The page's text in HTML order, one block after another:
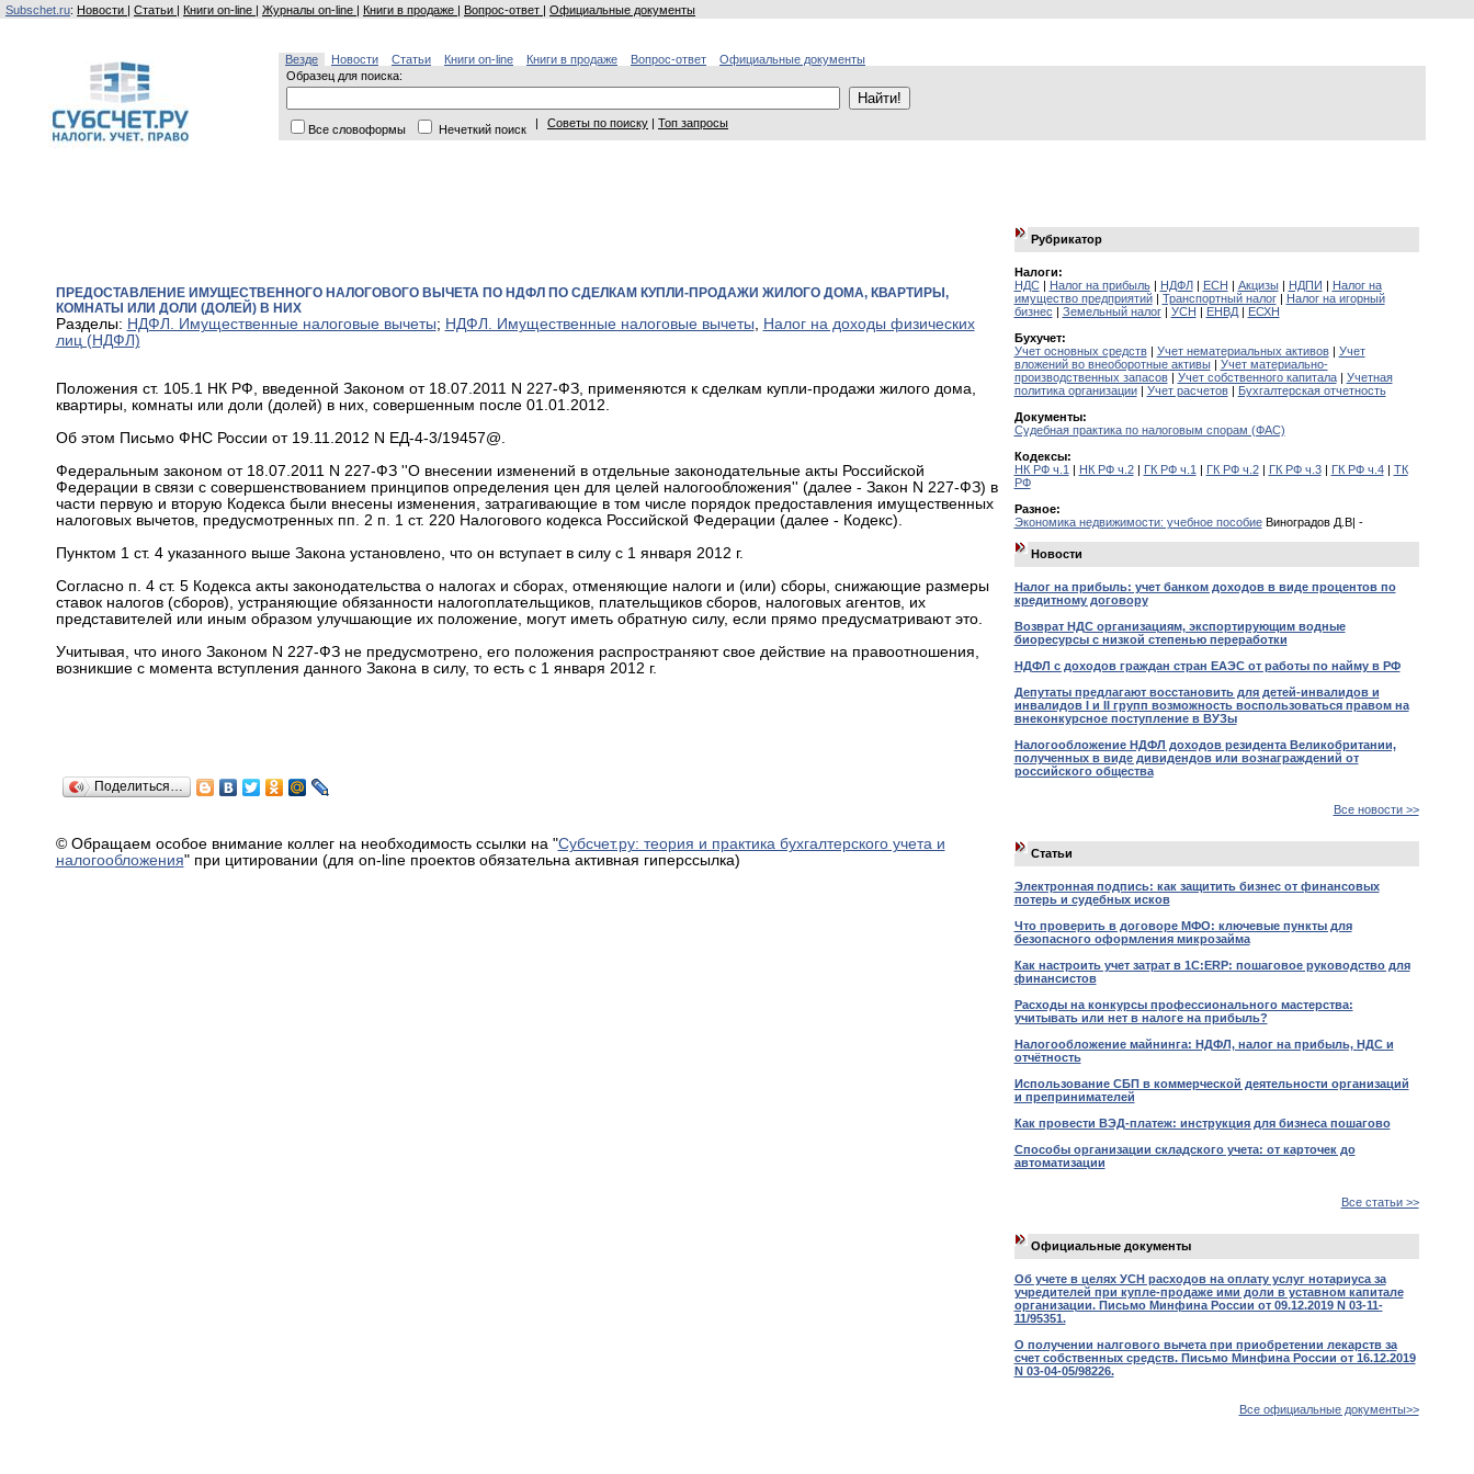
Subschet.ru: Новости | Статьи | Книги on-line | Журналы on-line | Книги в продаже | Вопрос-ответ | Официальные документы
Везде Новости Статьи Книги on-line Книги в продаже Вопрос-ответ
Официальные документы
Образец для поиска:
Все словоформы Нечеткий поиск | Советы по поиску | Топ запросы
ПРЕДОСТАВЛЕНИЕ ИМУЩЕСТВЕННОГО НАЛОГОВОГО ВЫЧЕТА ПО НДФЛ ПО СДЕЛКАМ КУПЛИ-ПРОДАЖИ ЖИЛОГО ДОМА, КВАРТИРЫ,
КОМНАТЫ ИЛИ ДОЛИ (ДОЛЕЙ) В НИХ
Разделы: НДФЛ. Имущественные налоговые вычеты; НДФЛ. Имущественные налоговые вычеты, Налог на доходы физических
лиц (НДФЛ)
Положения ст. 105.1 НК РФ, введенной Законом от 18.07.2011 N 227-ФЗ, применяются к сделкам купли-продажи жилого дома,
квартиры, комнаты или доли (долей) в них, совершенным после 01.01.2012.
Об этом Письмо ФНС России от 19.11.2012 N ЕД-4-3/19457@.
Федеральным законом от 18.07.2011 N 227-ФЗ ''О внесении изменений в отдельные законодательные акты Российской
Федерации в связи с совершенствованием принципов определения цен для целей налогообложения'' (далее - Закон N 227-ФЗ) в
части первую и вторую Кодекса были внесены изменения, затрагивающие в том числе порядок предоставления имущественных
налоговых вычетов, предусмотренных пп. 2 п. 1 ст. 220 Налогового кодекса Российской Федерации (далее - Кодекс).
Пунктом 1 ст. 4 указанного выше Закона установлено, что он вступает в силу с 1 января 2012 г.
Согласно п. 4 ст. 5 Кодекса акты законодательства о налогах и сборах, отменяющие налоги и (или) сборы, снижающие размеры
ставок налогов (сборов), устраняющие обязанности налогоплательщиков, плательщиков сборов, налоговых агентов, их
представителей или иным образом улучшающие их положение, могут иметь обратную силу, если прямо предусматривают это.
Учитывая, что иного Законом N 227-ФЗ не предусмотрено, его положения распространяют свое действие на правоотношения,
возникшие с момента вступления данного Закона в силу, то есть с 1 января 2012 г.
Поделиться…
© Обращаем особое внимание коллег на необходимость ссылки на "Субсчет.ру: теория и практика бухгалтерского учета и
налогообложения" при цитировании (для on-line проектов обязательна активная гиперссылка)
Рубрикатор
Налоги:
НДС| Налог на прибыль| НДФЛ| ЕСН | Акцизы| НДПИ | Налог на
имущество предприятий| Транспортный налог| Налог на игорный
бизнес | Земельный налог| УСН | ЕНВД| ЕСХН
Бухучет:
Учет основных средств| Учет нематериальных активов| Учет
вложений во внеоборотные активы| Учет материально-
производственных запасов| Учет собственного капитала| Учетная
политика организации| Учет расчетов| Бухгалтерская отчетность
Документы:
Судебная практика по налоговым спорам (ФАС)
Кодексы:
НК РФ ч.1 | НК РФ ч.2| ГК РФ ч.1 | ГК РФ ч.2| ГК РФ ч.3| ГК РФ ч.4| ТК
РФ
Разное:
Экономика недвижимости: учебное пособиеВиноградов Д.В| -
Новости
Налог на прибыль: учет банком доходов в виде процентов по
кредитному договору
Возврат НДС организациям, экспортирующим водные
биоресурсы с низкой степенью переработки
НДФЛ с доходов граждан стран ЕАЭС от работы по найму в РФ
Депутаты предлагают восстановить для детей-инвалидов и
инвалидов I и II групп возможность воспользоваться правом на
внеконкурсное поступление в ВУЗы
Налогообложение НДФЛ доходов резидента Великобритании,
полученных в виде дивидендов или вознаграждений от
российского общества
Все новости >>
Статьи
Электронная подпись: как защитить бизнес от финансовых
потерь и судебных исков
Что проверить в договоре МФО: ключевые пункты для
безопасного оформления микрозайма
Как настроить учет затрат в 1С:ERP: пошаговое руководство для
финансистов
Расходы на конкурсы профессионального мастерства:
учитывать или нет в налоге на прибыль?
Налогообложение майнинга: НДФЛ, налог на прибыль, НДС и
отчётность
Использование СБП в коммерческой деятельности организаций
и препринимателей
Как провести ВЭД-платеж: инструкция для бизнеса пошагово
Способы организации складского учета: от карточек до
автоматизации
Все статьи >>
Официальные документы
Об учете в целях УСН расходов на оплату услуг нотариуса за
учредителей при купле-продаже ими доли в уставном капитале
организации. Письмо Минфина России от 09.12.2019 N 03-11-
11/95351.
О получении налгового вычета при приобретении лекарств за
счет собственных средств. Письмо Минфина России от 16.12.2019
N 03-04-05/98226.
Все официальные документы>>